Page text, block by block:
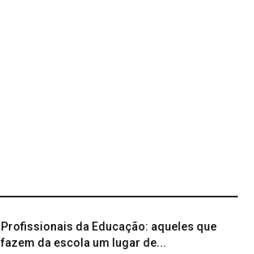
Profissionais da Educação: aqueles que
fazem da escola um lugar de...